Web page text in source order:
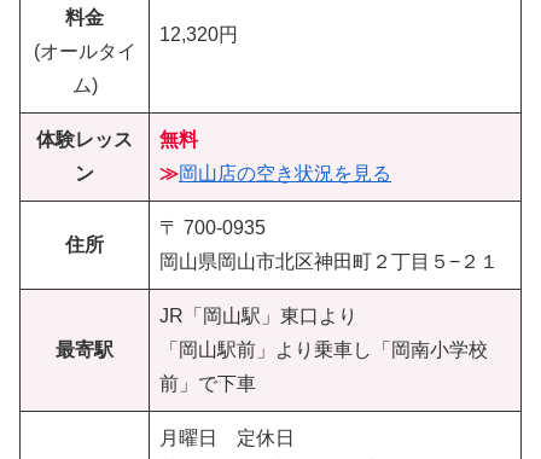
料金
(オールタイ
ム)
12,320円
体験レッス
ン
無料
≫岡山店の空き状況を見る
住所
〒 700-0935
岡山県岡山市北区神田町２丁目５−２１
最寄駅
JR「岡山駅」東口より
「岡山駅前」より乗車し「岡南小学校
前」で下車
月曜日 定休日